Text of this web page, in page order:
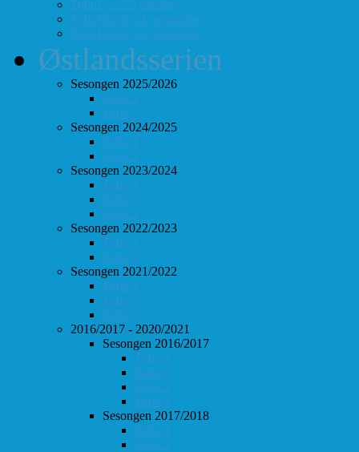
FolloLyn 22. oktober
FolloHurtig 24. september
FolloHurtig 10. desember
Østlandsserien
Sesongen 2025/2026
Follo 1
Follo 2
Sesongen 2024/2025
Follo 1
Follo 2
Sesongen 2023/2024
Follo 1
Follo 2
Follo 3
Sesongen 2022/2023
Follo 1
Follo 2
Sesongen 2021/2022
Follo 1
Follo 2
Follo 3
2016/2017 - 2020/2021
Sesongen 2016/2017
Follo 1
Follo 2
Follo 3
Follo 4
Sesongen 2017/2018
Follo 1
Follo 2